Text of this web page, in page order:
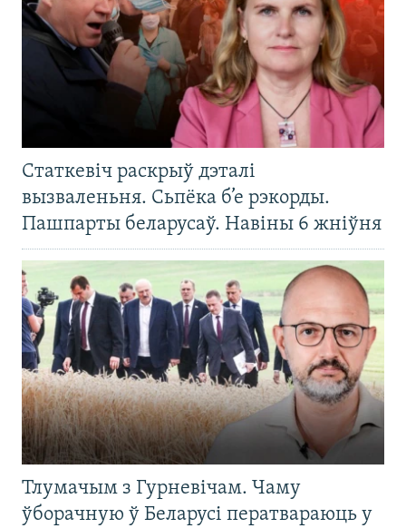
Статкевіч раскрыў дэталі
вызваленьня. Сьпёка б’е рэкорды.
Пашпарты беларусаў. Навіны 6 жніўня
Тлумачым з Гурневічам. Чаму
ўборачную ў Беларусі ператвараюць у